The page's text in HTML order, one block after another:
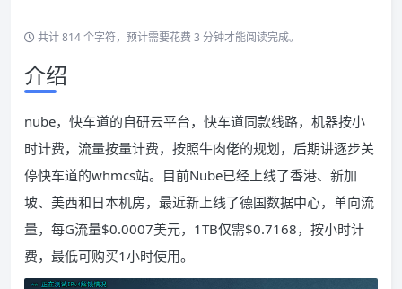
共计 814 个字符，预计需要花费 3 分钟才能阅读完成。
介绍
nube，快车道的自研云平台，快车道同款线路，机器按小
时计费，流量按量计费，按照牛肉佬的规划，后期讲逐步关
停快车道的whmcs站。目前Nube已经上线了香港、新加
坡、美西和日本机房，最近新上线了德国数据中心，单向流
量，每G流量$0.0007美元，1TB仅需$0.7168，按小时计
费，最低可购买1小时使用。